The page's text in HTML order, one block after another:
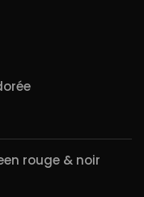
rouge & noir